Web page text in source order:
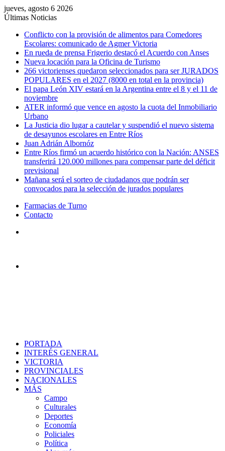
jueves, agosto 6 2026
Últimas Noticias
Conflicto con la provisión de alimentos para Comedores
Escolares: comunicado de Agmer Victoria
En rueda de prensa Frigerio destacó el Acuerdo con Anses
Nueva locación para la Oficina de Turismo
266 victorienses quedaron seleccionados para ser JURADOS
POPULARES en el 2027 (8000 en total en la provincia)
El papa León XIV estará en la Argentina entre el 8 y el 11 de
noviembre
ATER informó que vence en agosto la cuota del Inmobiliario
Urbano
La Justicia dio lugar a cautelar y suspendió el nuevo sistema
de desayunos escolares en Entre Ríos
Juan Adrián Albornóz
Entre Ríos firmó un acuerdo histórico con la Nación: ANSES
transferirá 120.000 millones para compensar parte del déficit
previsional
Mañana será el sorteo de ciudadanos que podrán ser
convocados para la selección de jurados populares
Farmacias de Turno
Contacto
PORTADA
INTERÉS GENERAL
VICTORIA
PROVINCIALES
NACIONALES
MÁS
Campo
Culturales
Deportes
Economía
Policiales
Política